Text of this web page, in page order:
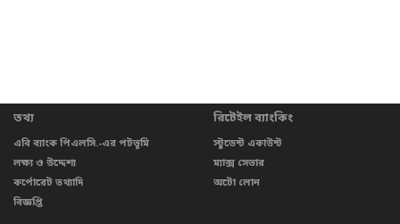
তথ্য
এবি ব্যাংক পিএলসি.-এর পটভূমি
লক্ষ্য ও উদ্দেশ্য
কর্পোরেট তথ্যাদি
বিজ্ঞপ্তি
রিটেইল ব্যাংকিং
স্টুডেন্ট একাউন্ট
ম্যাক্স সেভার
অটো লোন